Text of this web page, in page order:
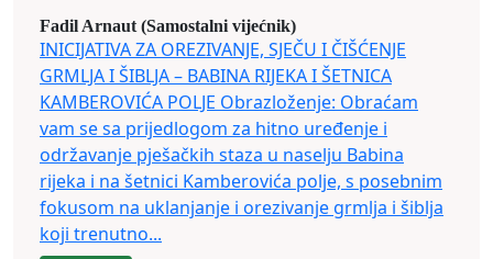
Fadil Arnaut (Samostalni vijećnik)
INICIJATIVA ZA OREZIVANJE, SJEČU I ČIŠĆENJE
GRMLJA I ŠIBLJA – BABINA RIJEKA I ŠETNICA
KAMBEROVIĆA POLJE Obrazloženje: Obraćam
vam se sa prijedlogom za hitno uređenje i
održavanje pješačkih staza u naselju Babina
rijeka i na šetnici Kamberovića polje, s posebnim
fokusom na uklanjanje i orezivanje grmlja i šiblja
koji trenutno...